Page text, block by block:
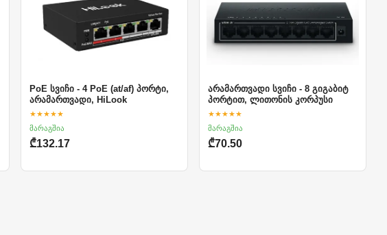
PoE სვიჩი - 4 PoE (at/af) პორტი,
არამართვადი, HiLook
★★★★★
მარაგშია
₾132.17
არამართვადი სვიჩი - 8 გიგაბიტ
პორტით, ლითონის კორპუსი
★★★★★
მარაგშია
₾70.50